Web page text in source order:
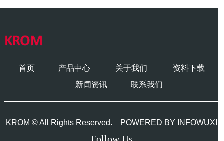
首页 产品中心 关于我们
资料下载
新闻资讯
联系我们
KROM © All Rights Reserved. POWERED BY INFOWUXI
Follow Us